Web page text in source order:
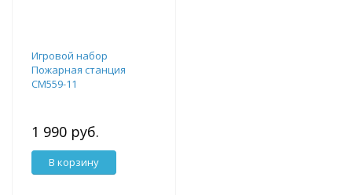
Игровой набор
Пожарная станция
CM559-11
1 990 руб.
В корзину